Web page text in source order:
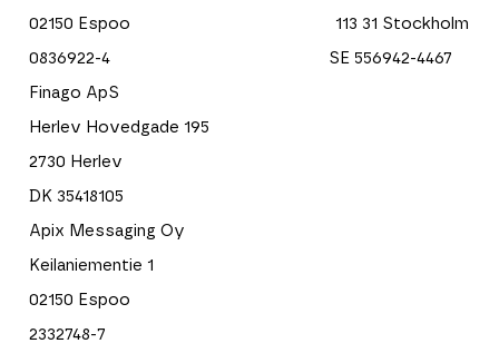
02150 Espoo 113 31 Stockholm
0836922-4 SE 556942-4467
Finago ApS
Herlev Hovedgade 195
2730 Herlev
DK 35418105
Apix Messaging Oy
Keilaniementie 1
02150 Espoo
2332748-7